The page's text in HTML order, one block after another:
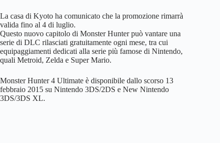
La casa di Kyoto ha comunicato che la promozione rimarrà
valida fino al 4 di luglio.
Questo nuovo capitolo di Monster Hunter può vantare una
serie di DLC rilasciati gratuitamente ogni mese, tra cui
equipaggiamenti dedicati alla serie più famose di Nintendo,
quali Metroid, Zelda e Super Mario.
Monster Hunter 4 Ultimate è disponibile dallo scorso 13
febbraio 2015 su Nintendo 3DS/2DS e New Nintendo
3DS/3DS XL.